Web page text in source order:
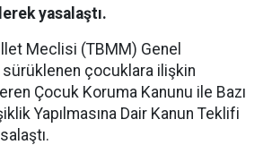
yasalaştı.
Meclisi (TBMM) Genel
çocuklara ilişkin
Çocuk Koruma Kanunu ile Bazı
Yapılmasına Dair Kanun Teklifi